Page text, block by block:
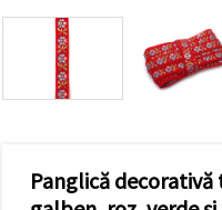
afișa
conținut și
relevante,
analiză și
marketing.
Panglică